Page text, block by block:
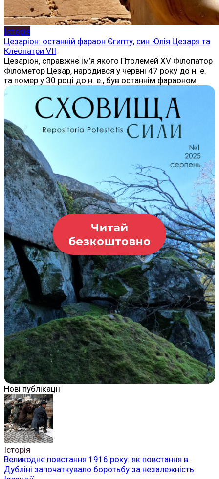
Історія
Цезаріон: останній фараон Єгипту, син Юлія Цезаря та
Клеопатри VII
Цезаріон, справжнє ім’я якого Птолемей XV Філопатор
Філометор Цезар, народився у червні 47 року до н. е.
та помер у 30 році до н. е., був останнім фараоном
Читай
безкоштовно
Нові публікації
Історія
Великоднє повстання 1916 року: як повстання в
Дубліні започаткувало боротьбу за незалежність